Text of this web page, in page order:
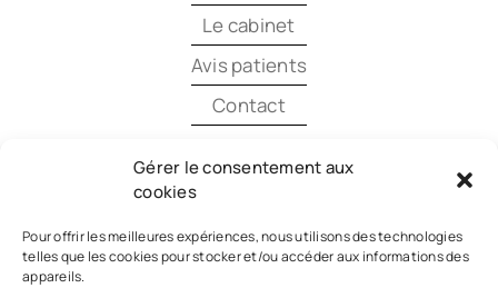
Gérer le consentement aux
cookies
Pour offrir les meilleures expériences, nous utilisons des technologies
telles que les cookies pour stocker et/ou accéder aux informations des
appareils.
Le cabinet
Avis patients
Contact
Permanence téléphonique :
De 08h00 à 11h00